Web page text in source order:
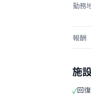
勤務
報酬
施
✓回